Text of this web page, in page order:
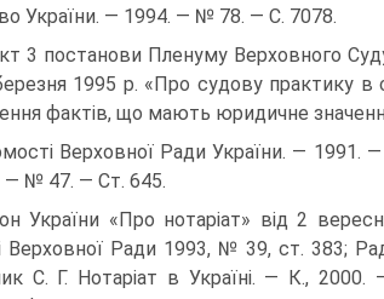
України. — 1994. — № 78. — С. 7078.
3 постанови Пленуму Верховного
1995 р. «Про судову практику в
фактів, що мають юридичне
Верховної Ради України. — 1991.
— № 47. — Ст. 645.
України «Про нотаріат» від 2
Верховної Ради 1993, № 39, ст. 383;
С. Г. Нотаріат в Україні. — К., 2000.